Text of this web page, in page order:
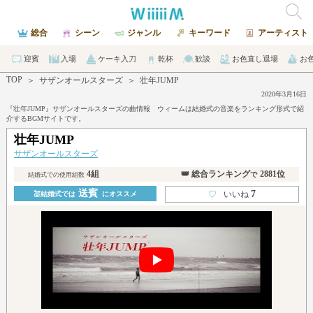
総合 シーン ジャンル キーワード アーティスト
迎賓 入場 ケーキ入刀 乾杯 歓談 お色直し退場 お
TOP ＞ サザンオールスターズ ＞ 壮年JUMP
2020年3月16日
『壮年JUMP』サザンオールスターズの曲情報 ウィームは結婚式の音楽をランキング形式で紹
介するBGMサイトです。
壮年JUMP
サザンオールスターズ
結婚式での使用組数4組 👑 総合ランキングで 2881位
💒結婚式では送賓 にオススメ ♡ いいね7